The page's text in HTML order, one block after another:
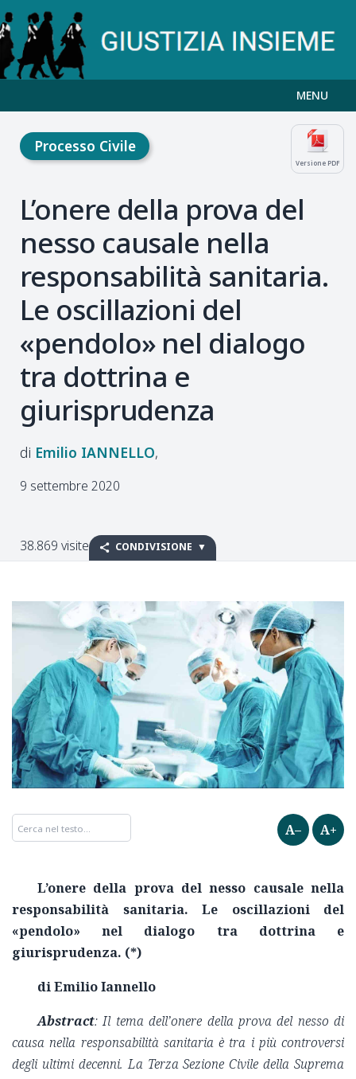
MENU
Versione PDF
Processo Civile
L’onere della prova del
nesso causale nella
responsabilità sanitaria.
Le oscillazioni del
«pendolo» nel dialogo
tra dottrina e
giurisprudenza
Emilio IANNELLO
9 settembre 2020
38.869 visite CONDIVISIONE
A– A+
L’onere della prova del nesso causale nella
responsabilità sanitaria. Le oscillazioni del
«pendolo» nel dialogo tra dottrina e
giurisprudenza. (*)
di Emilio Iannello
Abstract: Il tema dell’onere della prova del nesso di
causa nella responsabilità sanitaria è tra i più controversi
degli ultimi decenni. La Terza Sezione Civile della Suprema